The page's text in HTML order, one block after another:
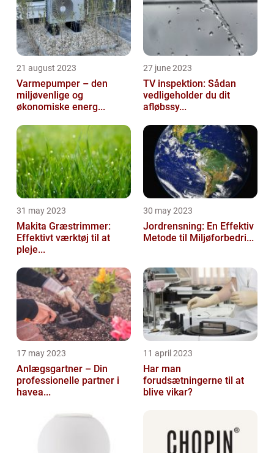
21 august 2023
Varmepumper – den
miljøvenlige og
økonomiske energ...
27 june 2023
TV inspektion: Sådan
vedligeholder du dit
afløbssy...
31 may 2023
Makita Græstrimmer:
Effektivt værktøj til at
pleje...
30 may 2023
Jordrensning: En Effektiv
Metode til Miljøforbedri...
17 may 2023
Anlægsgartner – Din
professionelle partner i
havea...
11 april 2023
Har man
forudsætningerne til at
blive vikar?